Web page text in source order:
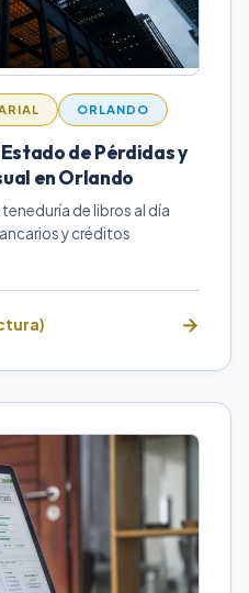
ORLANDO
de Pérdidas y
en Orlando
de libros al día
y créditos